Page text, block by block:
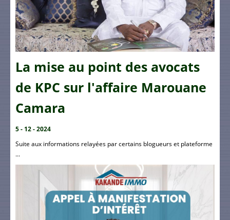
La mise au point des avocats
de KPC sur l'affaire Marouane
Camara
5 - 12 - 2024
Suite aux informations relayées par certains blogueurs et plateforme
...